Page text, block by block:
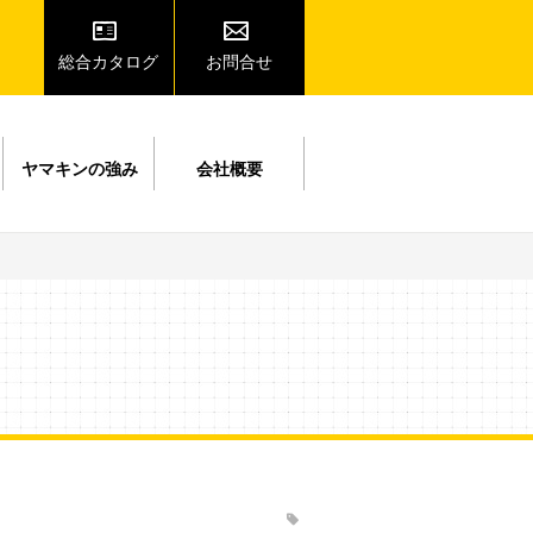
総合カタログ お問合せ
ヤマキンの強み 会社概要